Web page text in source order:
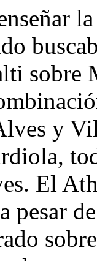
sobre
y
El
pesar